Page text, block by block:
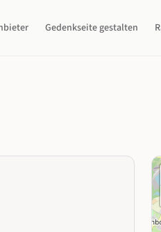
Gedenkseite gestalten